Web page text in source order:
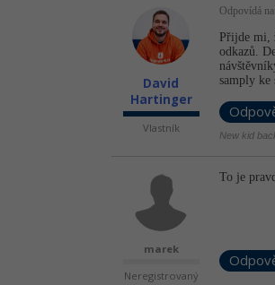
David
Hartinger
Vlastník
Odpovídá na
Přijde mi,
odkazů.
samply ke
New kid
marek
Neregistrovaný
To je